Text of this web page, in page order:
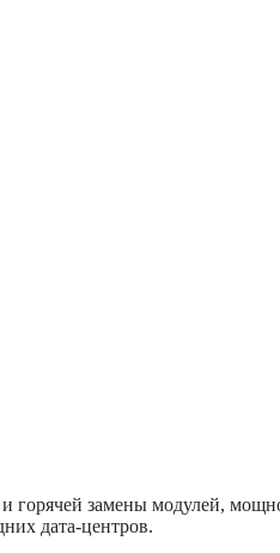
горячей замены модулей,
дата-центров.